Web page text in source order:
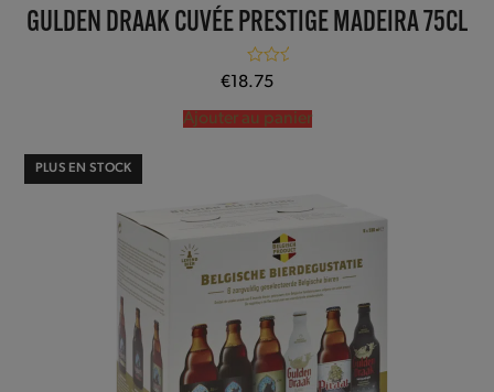
GULDEN DRAAK CUVÉE PRESTIGE MADEIRA 75CL
Note
sur 5
€ 18.75
Ajouter au panier
PLUS EN STOCK